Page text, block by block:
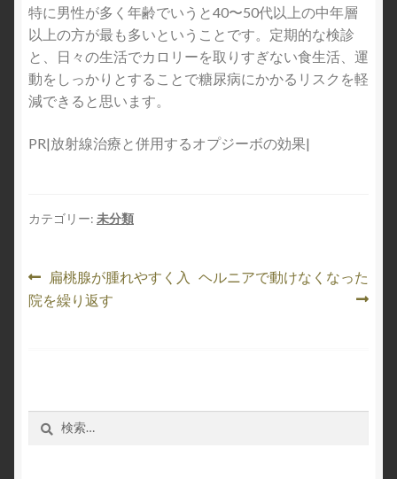
特に男性が多く年齢でいうと40〜50代以上の中年層
以上の方が最も多いということです。定期的な検診
と、日々の生活でカロリーを取りすぎない食生活、運
動をしっかりとすることで糖尿病にかかるリスクを軽
減できると思います。
PR|放射線治療と併用するオプジーボの効果|
カテゴリー: 未分類
投
稿
ゲ
過
去
扁桃腺が腫れやすく入
院を繰り返す
次
ヘルニアで動けなくなった